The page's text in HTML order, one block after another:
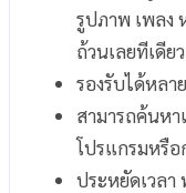
รูปภาพ เพลง
ถ้วนเลยทีเดียว
รองรับได้หลา
สามารถค้นหา
โปรแกรมหรือ
ประหยัดเวล